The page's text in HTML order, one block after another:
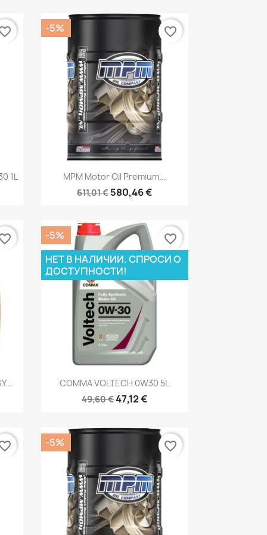
1L
Быстрый просмотр
MPM Motor Oil Premium...
611,01 €580,46 €
-5% favorite_border
Быстрый просмотр
COMMA VOLTECH 0W30 5L
49,60 €47,12 €
-5%
НЕТ В НАЛИЧИИ. СПРОСИ О
ДОСТУПНОСТИ!
favorite_border
-5% favorite_border